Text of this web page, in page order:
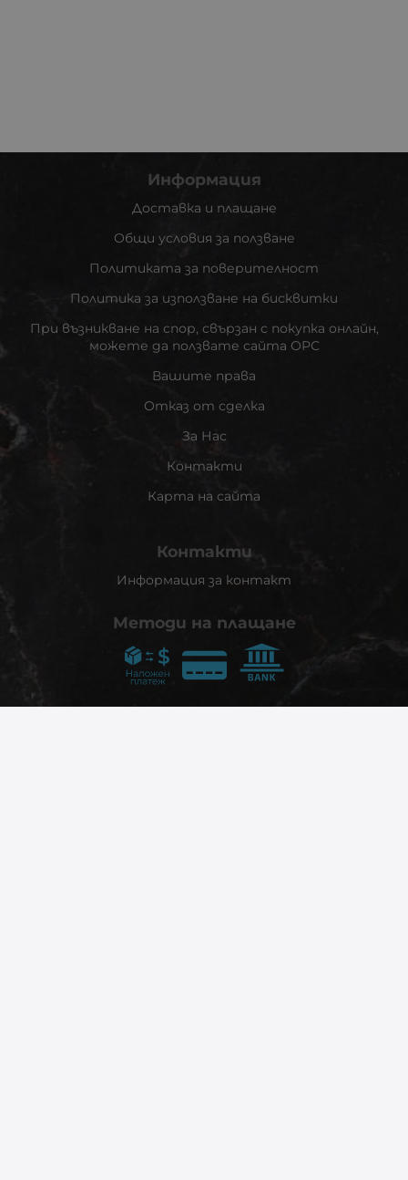
Информация
Доставка и плащане
Общи условия за ползване
Политиката за поверителност
Политика за използване на бисквитки
При възникване на спор, свързан с покупка онлайн,
можете да ползвате сайта ОРС
Вашите права
Отказ от сделка
За Нас
Контакти
Карта на сайта
Контакти
Информация за контакт
Методи на плащане